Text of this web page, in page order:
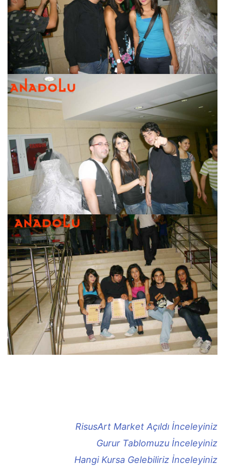
RisusArt Market Açıldı İnceleyiniz
Gurur Tablomuzu İnceleyiniz
Hangi Kursa Gelebiliriz İnceleyiniz